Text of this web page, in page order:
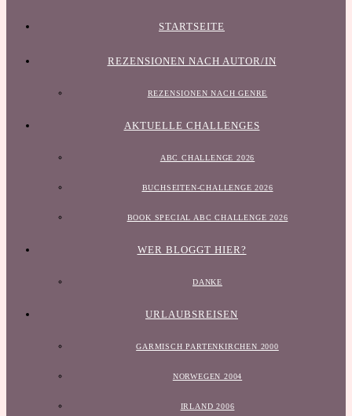
STARTSEITE
REZENSIONEN NACH AUTOR/IN
REZENSIONEN NACH GENRE
AKTUELLE CHALLENGES
ABC CHALLENGE 2026
BUCHSEITEN-CHALLENGE 2026
BOOK SPECIAL ABC CHALLENGE 2026
WER BLOGGT HIER?
DANKE
URLAUBSREISEN
GARMISCH PARTENKIRCHEN 2000
NORWEGEN 2004
IRLAND 2006